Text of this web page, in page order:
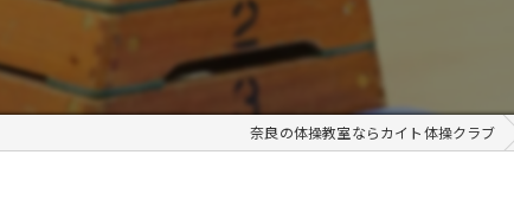
奈良の体操教室ならカイト体操クラブ